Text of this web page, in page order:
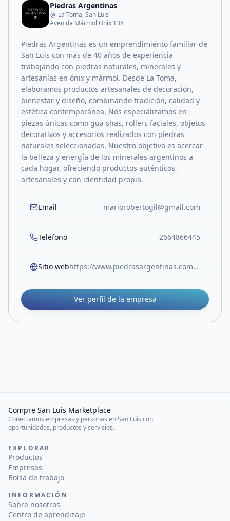
Piedras Argentinas
La Toma, San Luis
Avenida Mármol Onix 138
Piedras Argentinas es un emprendimiento familiar de
San Luis con más de 40 años de experiencia
trabajando con piedras naturales, minerales y
artesanías en ónix y mármol. Desde La Toma,
elaboramos productos artesanales de decoración,
bienestar y diseño, combinando tradición, calidad y
estética contemporánea. Nos especializamos en
piezas únicas como gua shas, rollers faciales, objetos
decorativos y accesorios realizados con piedras
naturales seleccionadas. Nuestro objetivo es acercar
la belleza y energía de los minerales argentinos a
cada hogar, ofreciendo productos auténticos,
artesanales y con identidad propia.
Email mariorobertogil@gmail.com
Teléfono 2664866445
Sitio web https://www.piedrasargentinas.com.ar/
Ver perfil de la empresa
Compre San Luis Marketplace
Conectamos empresas y personas en San Luis con
oportunidades, productos y servicios.
EXPLORAR
Productos
Empresas
Bolsa de trabajo
INFORMACIÓN
Sobre nosotros
Centro de aprendizaje